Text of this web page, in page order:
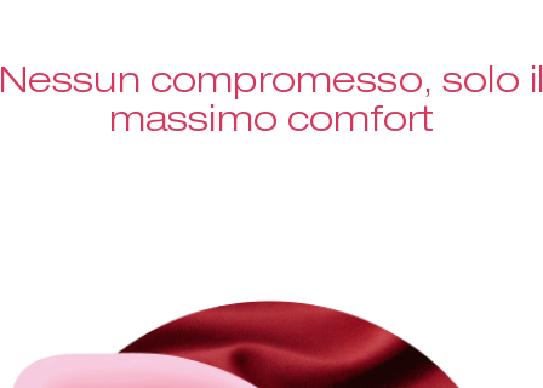
Nessun compromesso, solo
massimo comfort